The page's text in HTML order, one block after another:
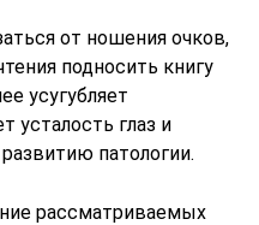
от ношения очков,
подносить книгу
усугубляет
глаз и
патологии.
рассматриваемых